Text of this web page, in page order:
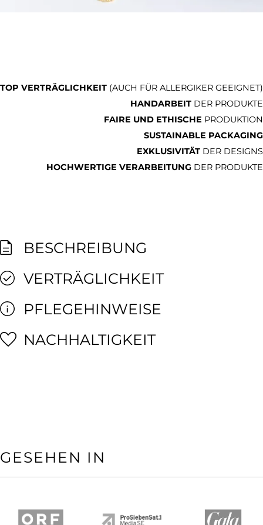
TOP VERTRÄGLICHKEIT (AUCH FÜR ALLERGIKER GEEIGNET)
HANDARBEIT DER PRODUKTE
FAIRE UND ETHISCHE PRODUKTION
SUSTAINABLE PACKAGING
EXKLUSIVITÄT DER DESIGNS
HOCHWERTIGE VERARBEITUNG DER PRODUKTE
BESCHREIBUNG
VERTRÄGLICHKEIT
PFLEGEHINWEISE
NACHHALTIGKEIT
GESEHEN IN